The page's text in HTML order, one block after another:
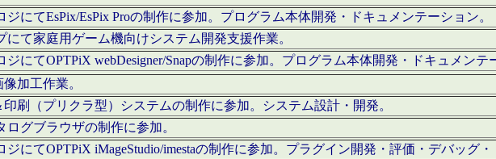
にてEsPix/EsPix Proの制作に参加。プログラム本体開発・ドキュメンテーション。
て家庭用ゲーム機向けシステム開発支援作業。
にてOPTPiX webDesigner/Snapの制作に参加。プログラム本体開発・ドキュメンテ
加工作業。
刷（プリクラ型）システムの制作に参加。システム設計・開発。
グブラウザの制作に参加。
にてOPTPiX iMageStudio/imestaの制作に参加。プラグイン開発・評価・デバッグ